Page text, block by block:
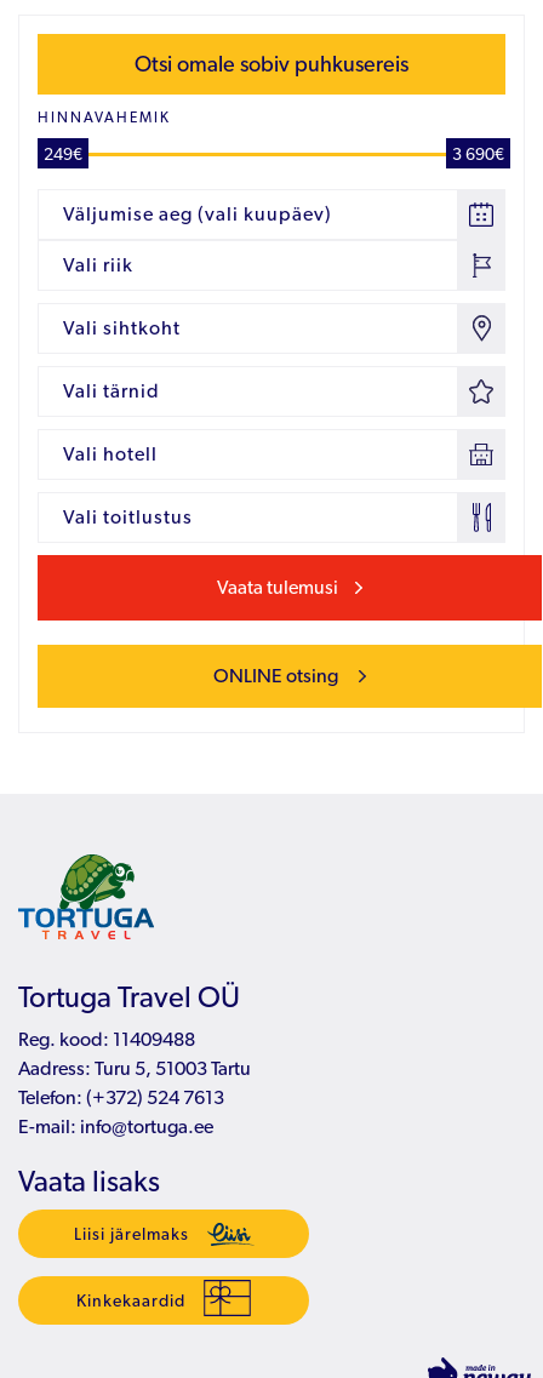
Otsi omale sobiv puhkusereis
HINNAVAHEMIK
249€ 3 690€
Väljumise aeg (vali kuupäev)
Vali riik
Vali sihtkoht
Vali tärnid
Vali hotell
Vali toitlustus
Vaata tulemusi
ONLINE otsing
Tortuga Travel OÜ
Reg. kood: 11409488
Aadress: Turu 5, 51003 Tartu
Telefon: (+372) 524 7613
E-mail: info@tortuga.ee
Vaata lisaks
Liisi järelmaks
Kinkekaardid